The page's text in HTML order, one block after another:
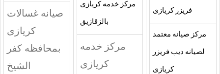
فريزر كريازى
مركز صيانه معتمد
لصيانه ديب فريزر
كريازى
مركز خدمه كريازى
بالزقازيق
مركز خدمه
كريازى
صيانه غسالات
كريازى
بمحافظه كفر
الشيخ